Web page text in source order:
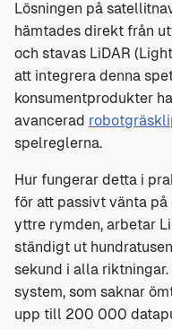
Lösningen på
hämtades direkt från
och stavas LiDAR
att integrera denna
konsumentprodukter
avancerad
spelreglerna.
Hur fungerar detta i
för att passivt vänta
yttre rymden, arbetar
ständigt ut
sekund i alla riktningar.
system, som saknar
upp till 200 000